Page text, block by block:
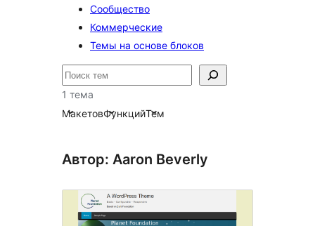
Сообщество
Коммерческие
Темы на основе блоков
Поиск
1 тема
МакетовФункцийТем
Автор: Aaron Beverly